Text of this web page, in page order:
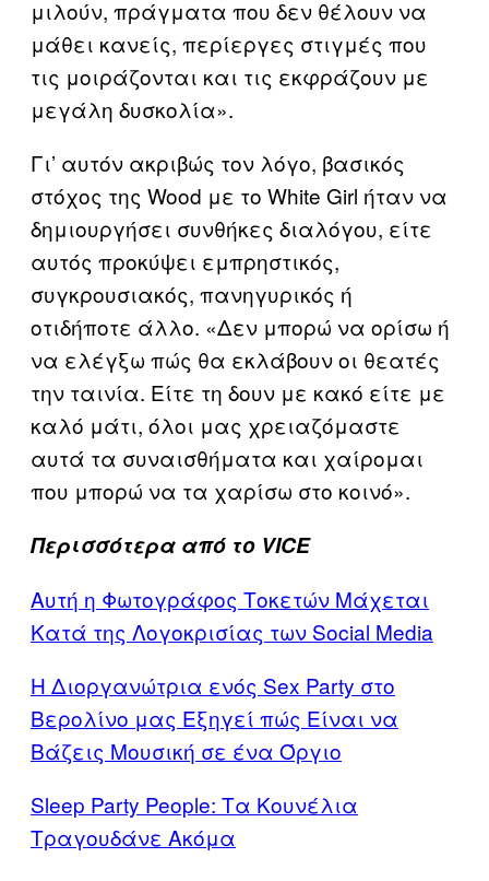
μιλούν, πράγματα που δεν θέλουν να
μάθει κανείς, περίεργες στιγμές που
τις μοιράζονται και τις εκφράζουν με
μεγάλη δυσκολία».
Γι’ αυτόν ακριβώς τον λόγο, βασικός
στόχος της Wood με το White Girl ήταν να
δημιουργήσει συνθήκες διαλόγου, είτε
αυτός προκύψει εμπρηστικός,
συγκρουσιακός, πανηγυρικός ή
οτιδήποτε άλλο. «Δεν μπορώ να ορίσω ή
να ελέγξω πώς θα εκλάβουν οι θεατές
την ταινία. Είτε τη δουν με κακό είτε με
καλό μάτι, όλοι μας χρειαζόμαστε
αυτά τα συναισθήματα και χαίρομαι
που μπορώ να τα χαρίσω στο κοινό».
Περισσότερα από το VICE
Αυτή η Φωτογράφος Τοκετών Μάχεται
Κατά της Λογοκρισίας των Social Media
Η Διοργανώτρια ενός Sex Party στο
Βερολίνο μας Εξηγεί πώς Είναι να
Βάζεις Μουσική σε ένα Όργιο
Sleep Party People: Τα Κουνέλια
Τραγουδάνε Ακόμα